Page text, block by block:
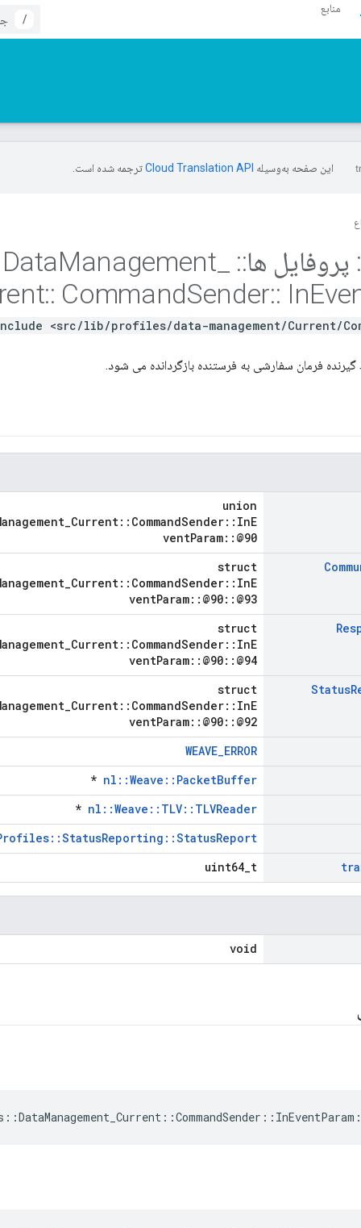
منابع
/
این صفحه به‌وسیله ترجمه شده است.
پروفایل ها::
Management
:: CommandSender:: In
<src/lib/profiles/data-management/Current/
فرمان سفارشی به فرستنده بازگردانده می شود.
union
ventParam::@90
struct
ventParam::@90::@93
struct
ventParam::@90::@94
Status
struct
ventParam::@90::@92
WEAVE_ERROR
nl::Weave::PacketBuffer
*
nl::Weave::TLV::TLVReader
*
uint64_t
void
::DataManagement_Current ::CommandSender :: InEventParam